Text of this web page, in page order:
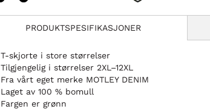
PRODUKTSPESIFIKASJONER
T-skjorte i store størrelser
Tilgjengelig i størrelser 2XL–12XL
Fra vårt eget merke MOTLEY DENIM
Laget av 100 % bomull
Fargen er grønn